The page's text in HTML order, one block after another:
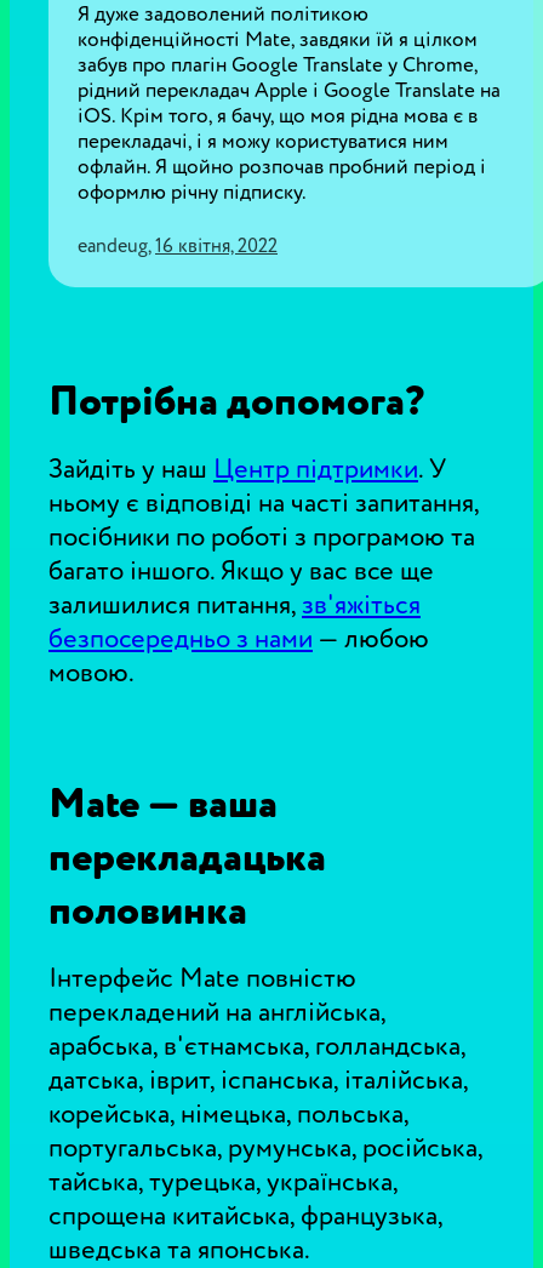
Я дуже задоволений політикою
конфіденційності Mate, завдяки їй я цілком
забув про плагін Google Translate у Chrome,
рідний перекладач Apple і Google Translate на
iOS. Крім того, я бачу, що моя рідна мова є в
перекладачі, і я можу користуватися ним
офлайн. Я щойно розпочав пробний період і
оформлю річну підписку.
eandeug, 16 квітня, 2022
Потрібна допомога?
Зайдіть у наш Центр підтримки.У
ньому є відповіді на часті запитання,
посібники по роботі з програмою та
багато іншого. Якщо у вас все ще
залишилися питання,зв'яжіться
безпосередньо з нами — любою
мовою.
Mate — ваша
перекладацька
половинка
Інтерфейс Mate повністю
перекладений на англійська,
арабська, в'єтнамська, голландська,
датська, іврит, іспанська, італійська,
корейська, німецька, польська,
португальська, румунська, російська,
тайська, турецька, українська,
спрощена китайська, французька,
шведська та японська.